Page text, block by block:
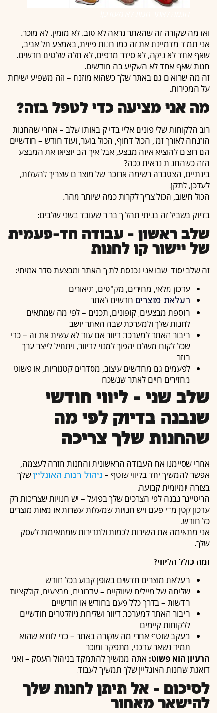
ואז מה שקורה זה שהאתר נראה לא טוב. לא מזמין. לא מוכר.
אני תמיד מדמיינת את זה כמו חנות פיזית, באמצע תל אביב,
שאף אחד לא ניקה, לא סידר מדפים, לא תלה שלטים חדשים.
חנות שאף אחד לא השקיע בה חודשים.
זה מה שרואים גם באתר שלך כשהוא מוזנח – וזה משפיע ישירות
על המכירות.
מה אני מציעה כדי לטפל בזה?
רוב הלקוחות שלי פונים אליי בדיוק באותו שלב – אחרי שהחנות
הוזנחה לאורך זמן, הכול דחוף, הכול בוער, ועוד חודש – חודשיים
הם רוצים להוציא איזה מבצע, אבל איך הם יוציאו את המבצע
הזה כשהחנות נראית ככה?
בינתיים, הצטברה רשימה ארוכה של מוצרים שצריך להעלות,
לעדכן, לתקן.
הכול חשוב, הכול צריך לקרות כמה שיותר מהר.
בדיוק בשביל זה בניתי תהליך ברור שעובד בשני שלבים:
שלב ראשון – עבודה חד-פעמית
של יישור קו לחנות
זה שלב יסודי שבו אני נכנסת לתוך האתר ומבצעת סדר אמיתי:
עדכון מלאי, מחירים, מק"טים, תיאורים
העלאת מוצרים חדשים לאתר
הוספת מבצעים, קופונים, תכנים – לפי מה שמתאים
לחנות שלך ולמערכת שבה האתר יושב
חיבור האתר למערכת דיוור אם עוד לא עשית את זה – כדי
שכל לקוח משלם יהפוך למנוי לדיוור, ויתחיל לייצר ערך
חוזר
לפעמים גם מחדשים עיצוב, מסדרים קטגוריות, או פשוט
מחזירים חיים לאתר שנשכח
שלב שני – ליווי חודשי
שנבנה בדיוק לפי מה
שהחנות שלך צריכה
אחרי שסיימנו את העבודה הראשונית והחנות חזרה לעצמה,
אפשר להמשיך יחד בליווי שוטף – ניהול חנות האונליין שלך
בצורה יומיומית קבועה.
הריטיינר נבנה לפי הצרכים שלך בפועל – יש חנויות שצריכות רק
עדכון קטן מדי פעם ויש חנויות שמעלות עשרות או מאות מוצרים
כל חודש.
אני מתאימה את השירות לכמות ולתדירות שמתאימות לעסק
שלך.
ומה כולל הליווי?
העלאת מוצרים חדשים באופן קבוע בכל חודש
שליחה של מיילים שיווקיים – עדכונים, מבצעים, קולקציות
חדשות – בדרך כלל פעם בחודש או חודשיים
חיבור האתר למערכת דיוור ושליחת ניוזלטרים חודשיים
ללקוחות קיימים
מעקב שוטף אחרי מה שקורה באתר – כדי לוודא שהוא
תמיד נשאר עדכני, מתפקד ומוכר
הרעיון הוא פשוט: אתה ממשיך להתמקד בניהול העסק – ואני
דואגת שחנות האונליין שלך תמשיך לעבוד.
לסיכום – אל תיתן לחנות שלך
להישאר מאחור